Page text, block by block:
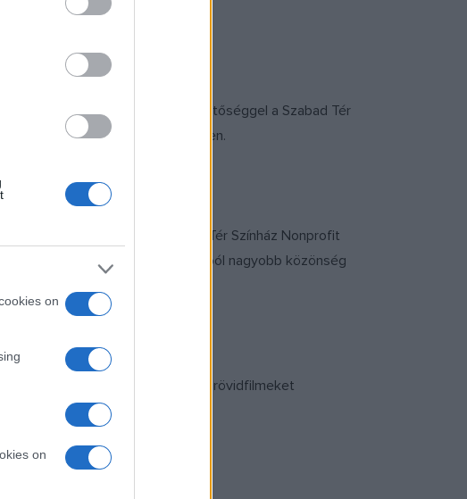
on
on
oldalon, és személyes átvételi lehetőséggel a Szabad Tér
pénztárainál nyitvatartási időben.
a programot szervező Szabad Tér Színház Nonprofit
kivetítők és hangfalak jóvoltából nagyobb közönség
a kitüntetettek pályájáról készült rövidfilmeket